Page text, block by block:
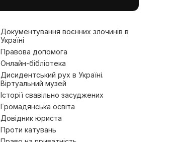
Документування воєнних злочинів в
Україні
Правова допомога
Онлайн-бібліотека
Дисидентський рух в Україні.
Віртуальний музей
Історії свавільно засуджених
Громадянська освіта
Довідник юриста
Проти катувань